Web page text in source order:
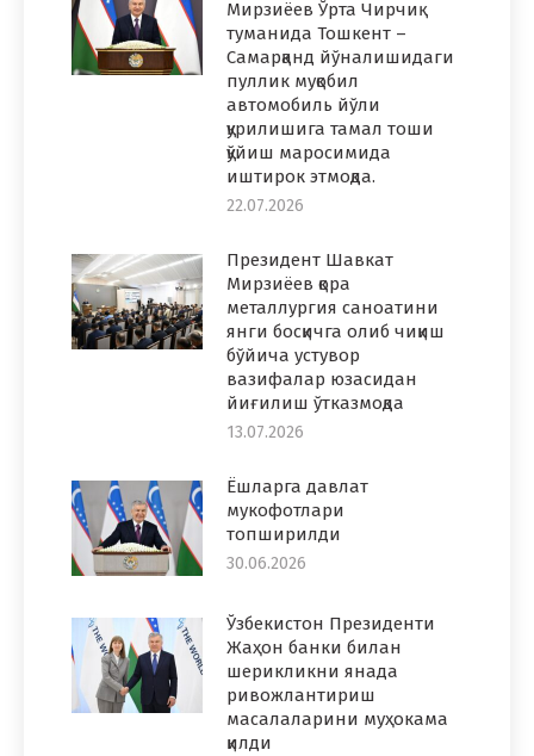
Мирзиёев Ўрта Чирчиқ
туманида Тошкент –
Самарқанд йўналишидаги
пуллик муқобил
автомобиль йўли
қурилишига тамал тоши
қўйиш маросимида
иштирок этмоқда.
22.07.2026
Президент Шавкат
Мирзиёев қора
металлургия саноатини
янги босқичга олиб чиқиш
бўйича устувор
вазифалар юзасидан
йиғилиш ўтказмоқда
13.07.2026
Ёшларга давлат
мукофотлари
топширилди
30.06.2026
Ўзбекистон Президенти
Жаҳон банки билан
шерикликни янада
ривожлантириш
масалаларини муҳокама
қилди